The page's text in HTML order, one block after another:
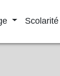
Scolarité